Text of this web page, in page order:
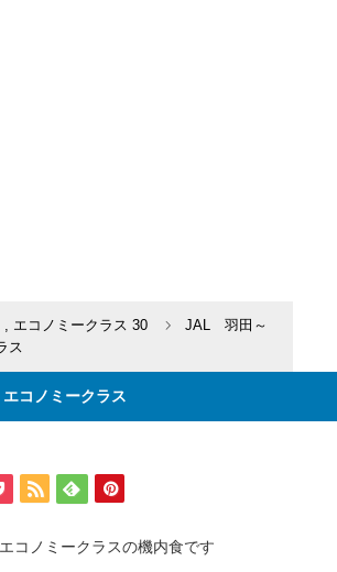
, エコノミークラス 30
JAL 羽田～
ス
コノミークラス
ノミークラスの機内食です